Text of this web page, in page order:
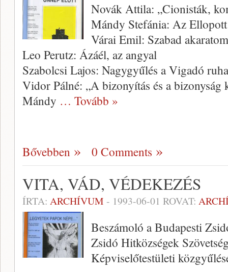
Novák Attila: „Cionisták,
Mándy Stefánia: Az
Várai Emil: Szabad
Leo Perutz: Ázáél, az angyal
Szabolcsi Lajos: Nagygyűlés a Vigadó
Vidor Pálné: „A bizonyítás és a
Mándy … Tovább »
Bővebben 0 Comments
VITA, VÁD, VÉDEKEZÉS
ÍRTA: ARCHÍVUM - 1993-06-01 ROVAT:
Beszámoló a Budapesti
Zsidó Hitközségek
Képviselőtestületi